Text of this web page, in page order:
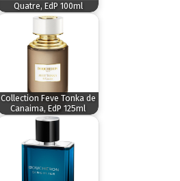
Quatre, EdP 100ml
Collection Feve Tonka de
Canaima, EdP 125ml